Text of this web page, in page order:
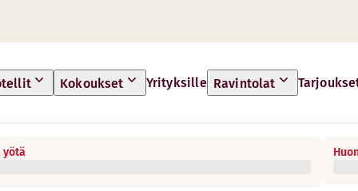
Kokoukset Yrityksille Ravintolat
yötä